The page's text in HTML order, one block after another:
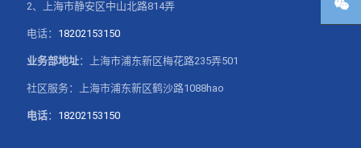
2、上海市静安区中山北路814弄
电话： 18202153150
业务部地址：上海市浦东新区梅花路235弄501
社区服务：上海市浦东新区鹤沙路1088hao
电话： 18202153150
微